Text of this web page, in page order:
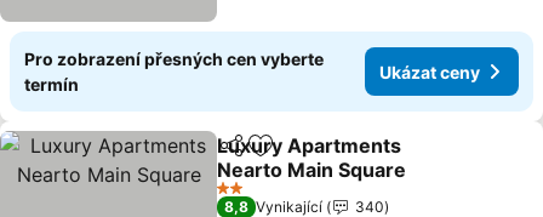
Pro zobrazení přesných cen vyberte
termín
Ukázat ceny
SdíletPřidat na seznam oblíbených
Luxury Apartments
Nearto Main Square
2 Počet hvězdiček
8,8 Vynikající
340